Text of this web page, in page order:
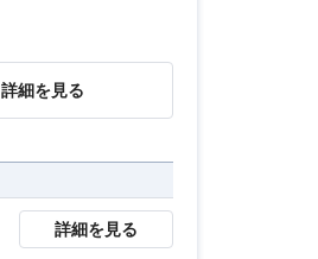
詳細を見る
詳細を見る